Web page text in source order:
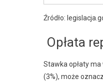
Źródło:
Opłata
Stawka opłaty ma
(3%), może